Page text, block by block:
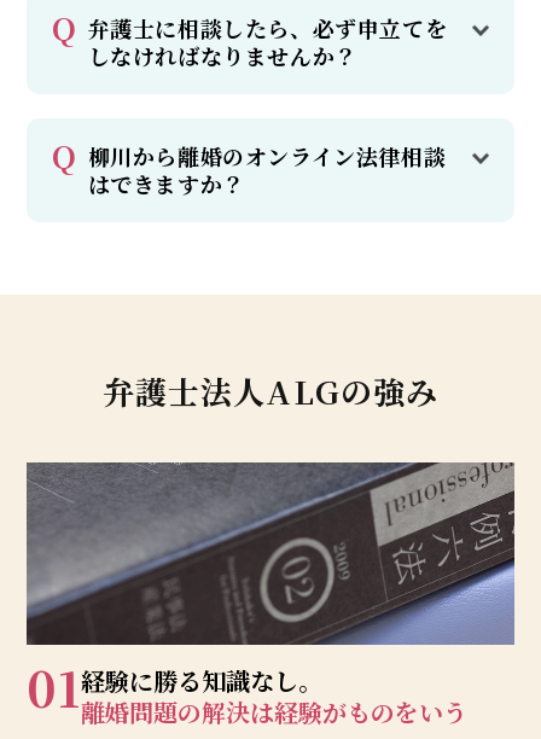
弁護士に相談したら、必ず申立てを
しなければなりませんか？
柳川から離婚のオンライン法律相談
はできますか？
弁護士法人ALGの強み
01経験に勝る知識なし。
離婚問題の解決は経験がものをいう